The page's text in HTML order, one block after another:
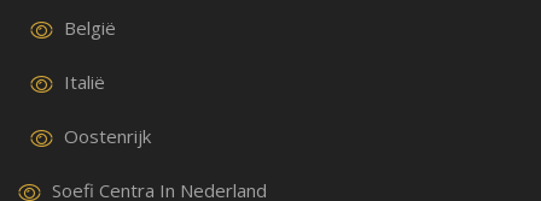
België
Italië
Oostenrijk
Soefi Centra In Nederland